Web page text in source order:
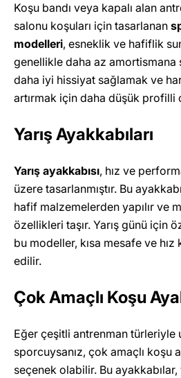
Koşu bandı veya kapalı alan
salonu koşuları için tasarlanan
modelleri, esneklik ve hafiflik
genellikle daha az amortismana
daha iyi hissiyat sağlamak ve
artırmak için daha düşük profilli
Yarış Ayakkabıları
Yarış ayakkabısı, hız ve
üzere tasarlanmıştır. Bu
hafif malzemelerden yapılır ve
özellikleri taşır. Yarış günü için
bu modeller, kısa mesafe ve hız
edilir.
Çok Amaçlı Koşu
Eğer çeşitli antrenman türleriyle
sporcuysanız, çok amaçlı koşu
seçenek olabilir. Bu